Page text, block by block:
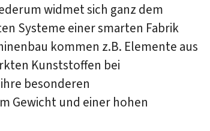
widmet sich ganz dem
Systeme einer smarten Fabrik
kommen z.B. Elemente aus
Kunststoffen bei
besonderen
Gewicht und einer hohen